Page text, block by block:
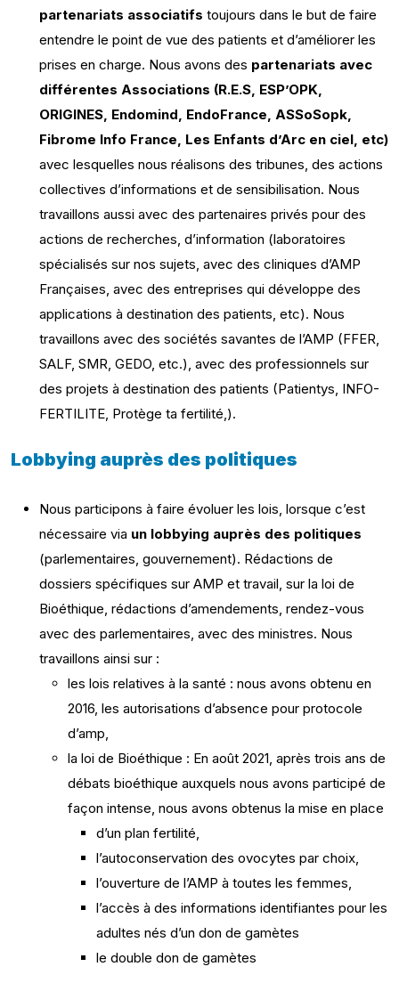
partenariats associatifs toujours dans le but de faire
entendre le point de vue des patients et d’améliorer les
prises en charge. Nous avons des partenariats avec
différentes Associations (R.E.S, ESP’OPK,
ORIGINES, Endomind, EndoFrance, ASSoSopk,
Fibrome Info France, Les Enfants d’Arc en ciel, etc)
avec lesquelles nous réalisons des tribunes, des actions
collectives d’informations et de sensibilisation. Nous
travaillons aussi avec des partenaires privés pour des
actions de recherches, d’information (laboratoires
spécialisés sur nos sujets, avec des cliniques d’AMP
Françaises, avec des entreprises qui développe des
applications à destination des patients, etc). Nous
travaillons avec des sociétés savantes de l’AMP (FFER,
SALF, SMR, GEDO, etc.), avec des professionnels sur
des projets à destination des patients (Patientys, INFO-
FERTILITE, Protège ta fertilité,).
Lobbying auprès des politiques
Nous participons à faire évoluer les lois, lorsque c’est
nécessaire via un lobbying auprès des politiques
(parlementaires, gouvernement). Rédactions de
dossiers spécifiques sur AMP et travail, sur la loi de
Bioéthique, rédactions d’amendements, rendez-vous
avec des parlementaires, avec des ministres. Nous
travaillons ainsi sur :
les lois relatives à la santé : nous avons obtenu en
2016, les autorisations d’absence pour protocole
d’amp,
la loi de Bioéthique : En août 2021, après trois ans de
débats bioéthique auxquels nous avons participé de
façon intense, nous avons obtenus la mise en place
d’un plan fertilité,
l’autoconservation des ovocytes par choix,
l’ouverture de l’AMP à toutes les femmes,
l’accès à des informations identifiantes pour les
adultes nés d’un don de gamètes
le double don de gamètes